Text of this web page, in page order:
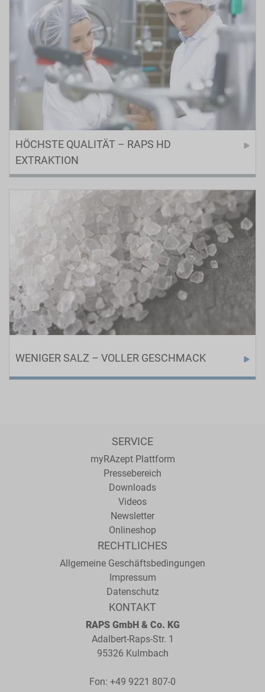
HÖCHSTE QUALITÄT – RAPS HD
EXTRAKTION
Extrakte haben in der Lebensmittelindustrie eine stark
wachsende Bedeutung.
WENIGER SALZ – VOLLER GESCHMACK
Rapsolution Salt Control – ein kräftiger Geschmack wird
heute oft über zu viel Salz definiert, weshalb es als
unverzichtbare Zutat gilt.
SERVICE
myRAzept Plattform
Pressebereich
Downloads
Videos
Newsletter
Onlineshop
RECHTLICHES
Allgemeine Geschäftsbedingungen
Impressum
Datenschutz
KONTAKT
RAPS GmbH & Co. KG
Adalbert-Raps-Str. 1
95326 Kulmbach
Fon: +49 9221 807-0